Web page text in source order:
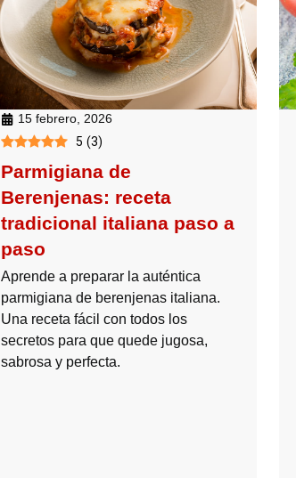
15 febrero, 2026
5 (3)
Parmigiana de
Berenjenas: receta
tradicional italiana paso a
paso
Aprende a preparar la auténtica
parmigiana de berenjenas italiana.
Una receta fácil con todos los
secretos para que quede jugosa,
sabrosa y perfecta.